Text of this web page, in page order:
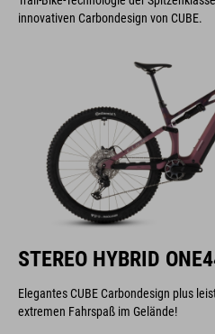
innovativen Carbondesign von CUBE.
STEREO HYBRID
Elegantes CUBE Carbondesign plus
extremen Fahrspaß im Gelände!